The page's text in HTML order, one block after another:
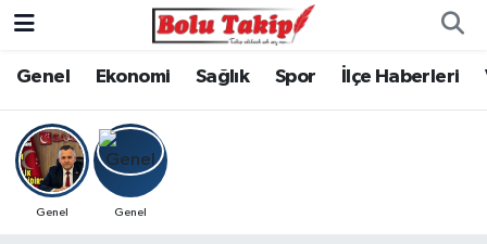
Genel Ekonomi Sağlık Spor İlçe Haberleri
Genel Genel